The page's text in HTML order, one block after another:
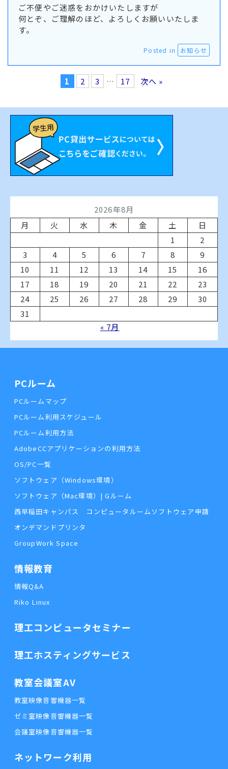
ご不便やご迷惑をおかけいたしますが
何とぞ、ご理解のほど、よろしくお願いいたしま
す。
Posted in お知らせ
1 2 3 … 17 次へ »
2026年8月
月
火 水 木 金 土
日
1
2
3
4 5 6 7 8
9
10
11 12 13 14 15
16
17
18 19 20 21 22
23
24
25 26 27 28 29
30
31
« 7月
PCルーム
PCルームマップ
PCルーム利用スケジュール
PCルーム利用方法
AdobeCCアプリケーションの利用方法
OS/PC一覧
ソフトウェア（Windows環境）
ソフトウェア（Mac環境）| Gルーム
西早稲田キャンパス コンピュータルームソフトウェア申請
オンデマンドプリンタ
GroupWork Space
情報教育
情報Q&A
Riko Linux
理工コンピュータセミナー
理工ホスティングサービス
教室会議室AV
教室映像音響機器一覧
ゼミ室映像音響機器一覧
会議室映像音響機器一覧
ネットワーク利用